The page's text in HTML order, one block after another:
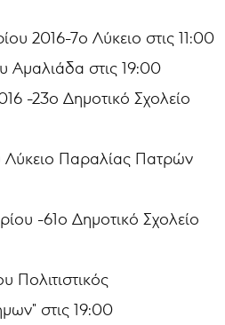
2016-7ο Λύκειο στις 11:00
Αμαλιάδα στις 19:00
-23ο Δημοτικό Σχολείο
Λύκειο Παραλίας Πατρών
-61ο Δημοτικό Σχολείο
Πολιτιστικός
στις 19:00